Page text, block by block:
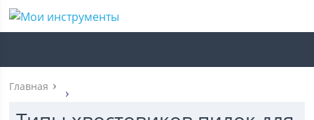
Главная